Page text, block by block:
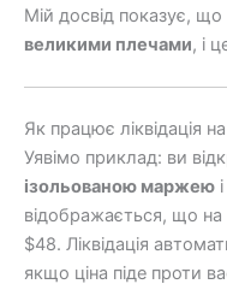
Мій досвід показує, що
великими плечами, і
Як працює ліквідація
Уявімо приклад: ви
ізольованою маржею
відображається, що на
$48. Ліквідація
якщо ціна піде проти